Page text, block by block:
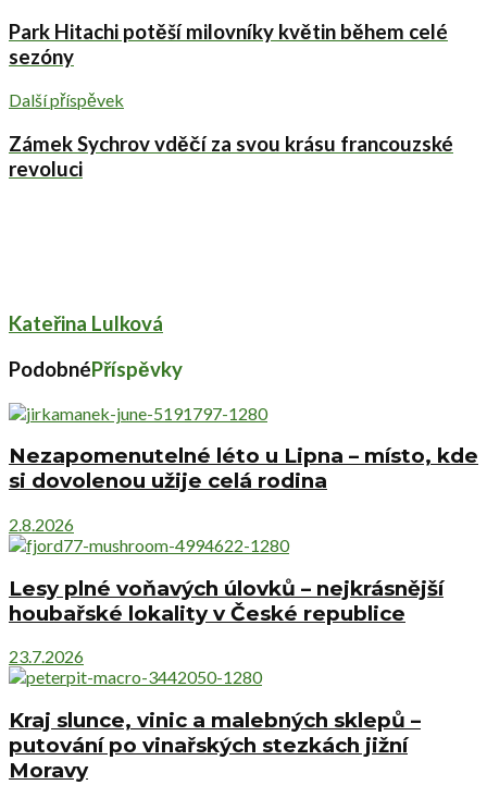
Park Hitachi potěší milovníky květin během celé
sezóny
Další příspěvek
Zámek Sychrov vděčí za svou krásu francouzské
revoluci
Kateřina Lulková
PodobnéPříspěvky
Nezapomenutelné léto u Lipna – místo, kde
si dovolenou užije celá rodina
2.8.2026
Lesy plné voňavých úlovků – nejkrásnější
houbařské lokality v České republice
23.7.2026
Kraj slunce, vinic a malebných sklepů –
putování po vinařských stezkách jižní
Moravy